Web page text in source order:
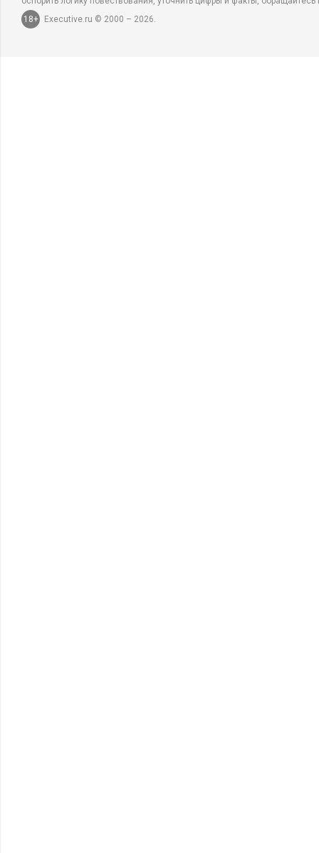
18+
Executive.ru © 2000 – 2026.